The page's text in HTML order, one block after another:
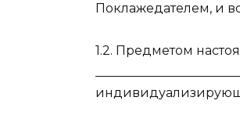
Поклажедателем, и
1.2. Предметом